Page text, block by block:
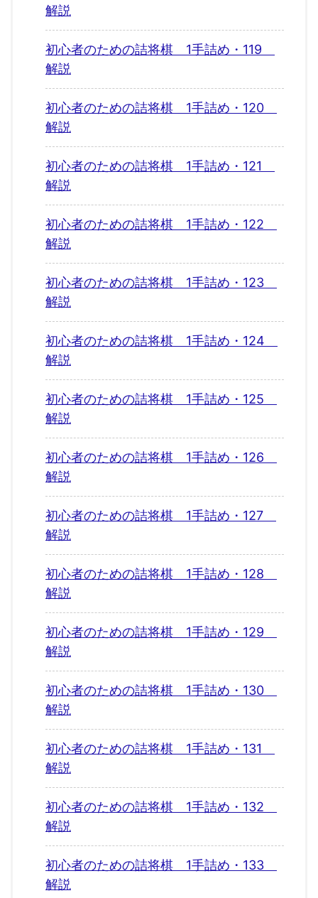
解説
初心者のための詰将棋 1手詰め・119
解説
初心者のための詰将棋 1手詰め・120
解説
初心者のための詰将棋 1手詰め・121
解説
初心者のための詰将棋 1手詰め・122
解説
初心者のための詰将棋 1手詰め・123
解説
初心者のための詰将棋 1手詰め・124
解説
初心者のための詰将棋 1手詰め・125
解説
初心者のための詰将棋 1手詰め・126
解説
初心者のための詰将棋 1手詰め・127
解説
初心者のための詰将棋 1手詰め・128
解説
初心者のための詰将棋 1手詰め・129
解説
初心者のための詰将棋 1手詰め・130
解説
初心者のための詰将棋 1手詰め・131
解説
初心者のための詰将棋 1手詰め・132
解説
初心者のための詰将棋 1手詰め・133
解説